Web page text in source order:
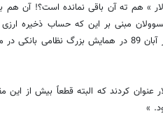
» هم ته آن باقی نمانده است؟! آن هم
مبنی بر این که حساب ذخیره ارزی
کشور رسیده است ؛ سخنان رئیس جمهور در آبان 89 در
ارزی ما را 100 میلیارد دلار عنوان کردند که البته
»